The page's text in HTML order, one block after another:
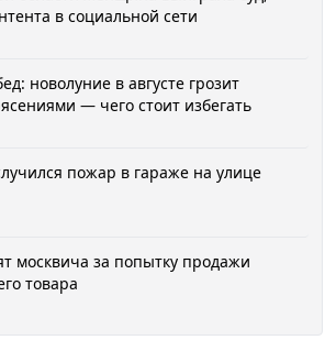
в социальной сети
новолуние в августе грозит
— чего стоит избегать
пожар в гараже на улице
москвича за попытку продажи
товара